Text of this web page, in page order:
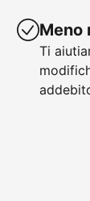
Meno
Ti